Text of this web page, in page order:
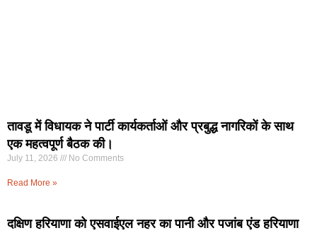
तावडू में विधायक ने पार्टी कार्यकर्ताओं और प्रबुद्ध नागरिकों के साथ
एक महत्वपूर्ण बैठक की।
July 11, 2026 No Comments
Read More »
दक्षिण हरियाणा को एसवाईएल नहर का पानी और पजांब एंड हरियाणा